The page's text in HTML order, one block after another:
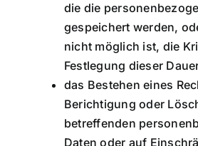
die die
gespeichert werden,
nicht möglich ist, die
Festlegung dieser
das Bestehen eines
Berichtigung oder
betreffenden
Daten oder auf